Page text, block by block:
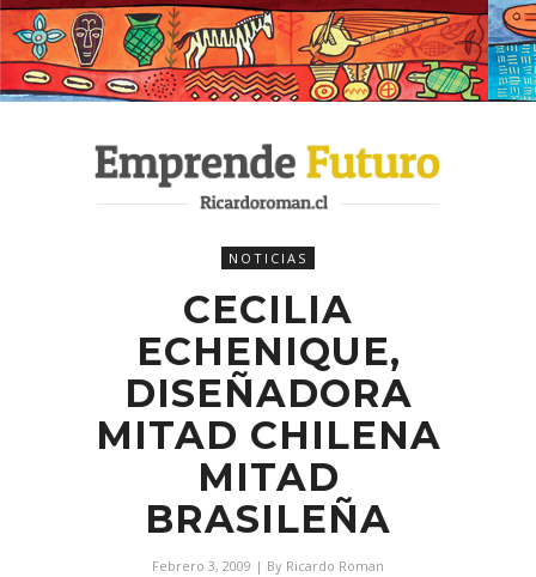
NOTICIAS
CECILIA
ECHENIQUE,
DISEÑADORA
MITAD CHILENA
MITAD
BRASILEÑA
Febrero 3, 2009 | By Ricardo Roman